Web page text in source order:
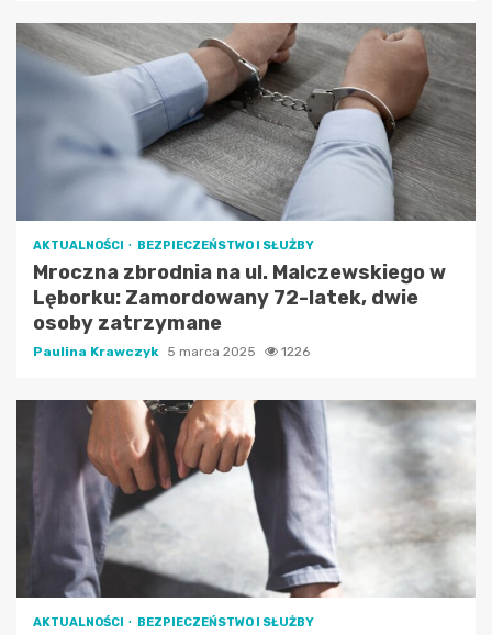
AKTUALNOŚCI BEZPIECZEŃSTWO I SŁUŻBY
Mroczna zbrodnia na ul. Malczewskiego w
Lęborku: Zamordowany 72-latek, dwie
osoby zatrzymane
Paulina Krawczyk 5 marca 2025 1226
AKTUALNOŚCI BEZPIECZEŃSTWO I SŁUŻBY